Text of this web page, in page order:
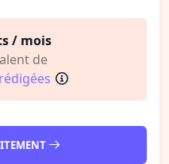
/ mois
de